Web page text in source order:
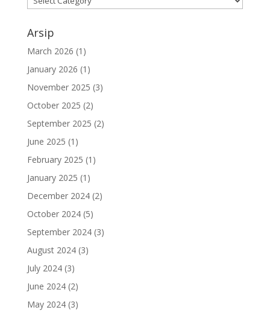
Arsip
March 2026 (1)
January 2026 (1)
November 2025 (3)
October 2025 (2)
September 2025 (2)
June 2025 (1)
February 2025 (1)
January 2025 (1)
December 2024(2)
October 2024(5)
September 2024(3)
August 2024(3)
July 2024(3)
June 2024(2)
May 2024(3)